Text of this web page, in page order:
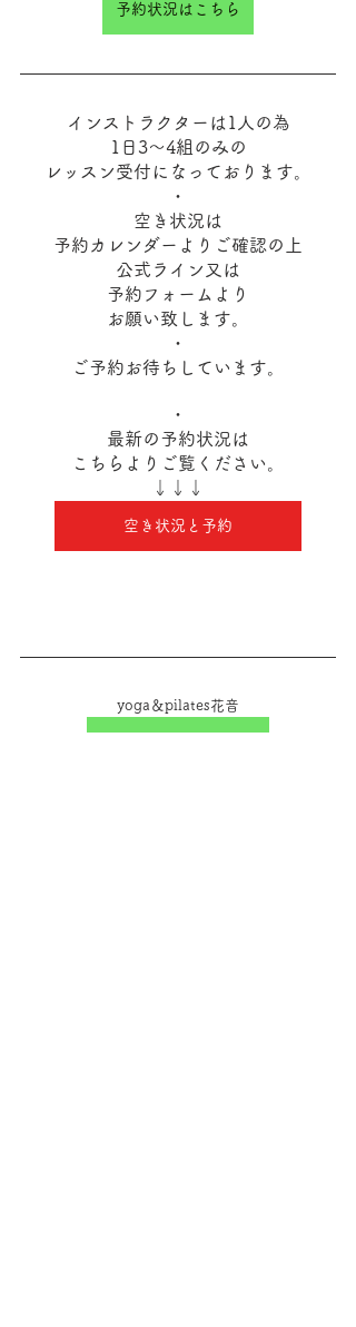
予約状況はこちら
インストラクターは1人の為
1日3～4組のみの
レッスン受付になっております。
・
空き状況は
予約カレンダーよりご確認の上
公式ライン又は
予約フォームより
お願い致します。
・
ご予約お待ちしています。
・
最新の予約状況は
こちらよりご覧ください。
↓↓↓
空き状況と予約
yoga＆pilates花音